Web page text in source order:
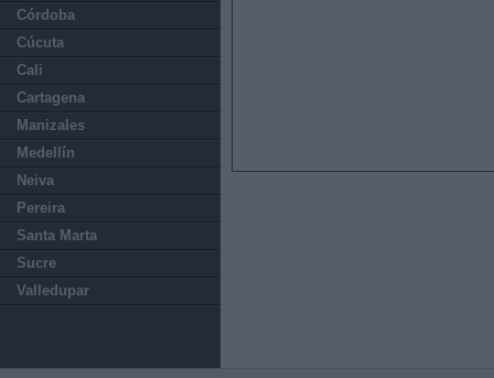
Córdoba
Cúcuta
Cali
Cartagena
Manizales
Medellín
Neiva
Pereira
Santa Marta
Sucre
Valledupar